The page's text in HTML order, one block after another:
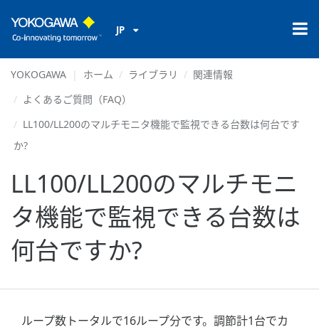
JP
YOKOGAWA ホーム ライブラリ
関連情報
よくあるご質問（FAQ）
LL100/LL200のマルチモニタ機能で監視できる台数は何台です
か?
LL100/LL200のマルチモニ
タ機能で監視できる台数は
何台ですか?
ループ数トータルで16ループ分です。調節計1台でカ